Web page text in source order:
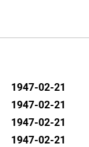
1947-02-21
1947-02-21
1947-02-21
1947-02-21